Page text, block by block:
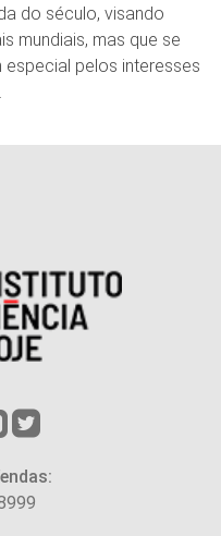
do século, visando
mundiais, mas que se
pelos interesses